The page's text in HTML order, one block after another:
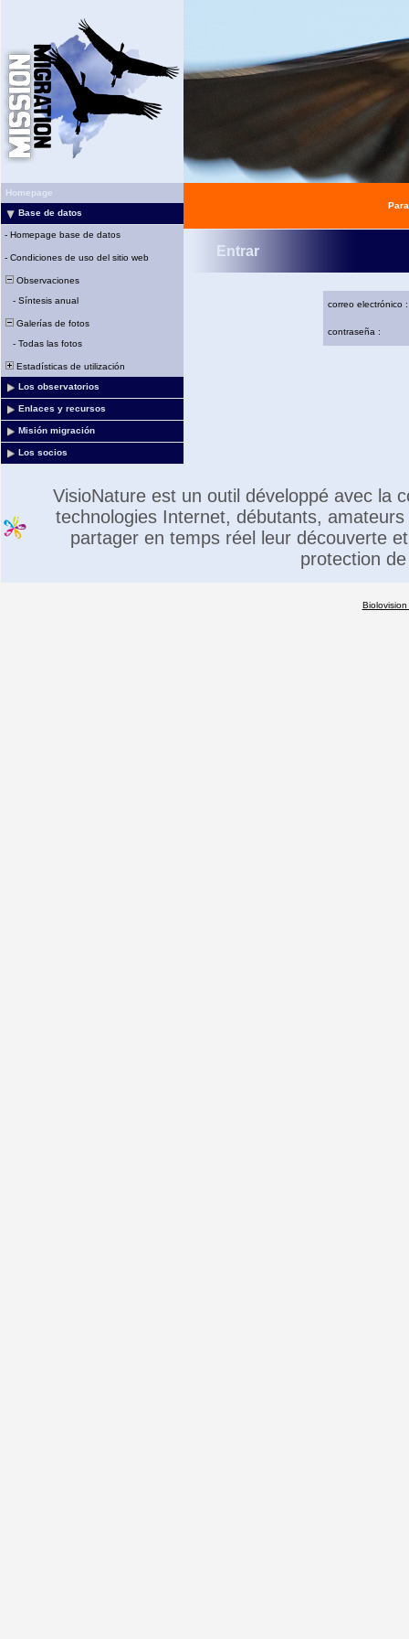
Homepage
Base de datos
- Homepage base de datos
- Condiciones de uso del sitio web
Observaciones
- Síntesis anual
Galerías de fotos
- Todas las fotos
Estadísticas de utilización
Los observatorios
Enlaces y recursos
Misión migración
Los socios
Entrar
correo electrónico :
contraseña :
VisioNature est un outil développé avec la
technologies Internet, débutants,
partager en temps réel leur découverte
protection
Biolovision